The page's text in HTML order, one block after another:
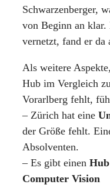
Schwarzenberger,
von Beginn an klar.
vernetzt, fand er da
Als weitere
Hub im Vergleich
Vorarlberg fehlt,
– Zürich hat eine
der Größe fehlt.
Absolventen.
– Es gibt einen
Computer Vision